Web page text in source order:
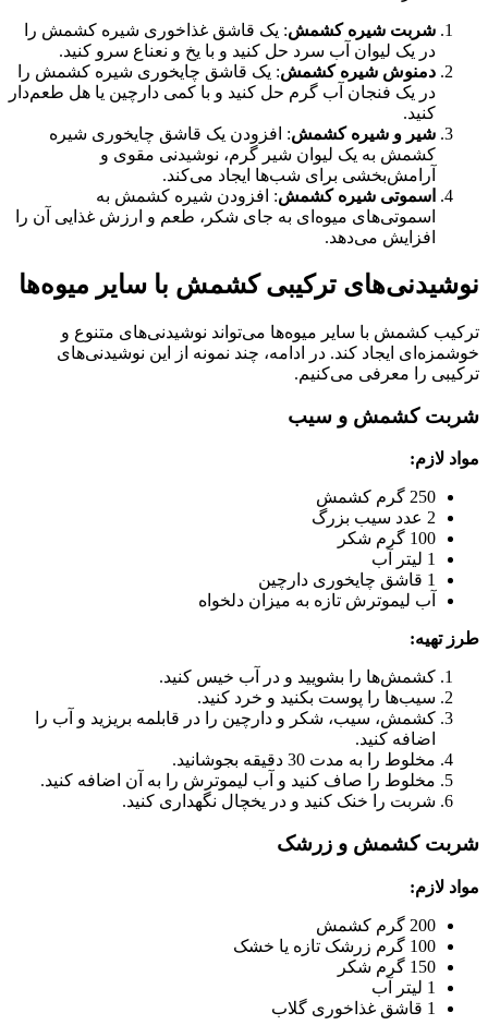
شربت شیره کشمش: یک قاشق غذاخوری شیره کشمش را
در یک لیوان آب سرد حل کنید و با یخ و نعناع سرو کنید.
دمنوش شیره کشمش: یک قاشق چایخوری شیره کشمش را
در یک فنجان آب گرم حل کنید و با کمی دارچین یا هل طعم‌دار
کنید.
شیر و شیره کشمش: افزودن یک قاشق چایخوری شیره
کشمش به یک لیوان شیر گرم، نوشیدنی مقوی و
آرامش‌بخشی برای شب‌ها ایجاد می‌کند.
اسموتی شیره کشمش: افزودن شیره کشمش به
اسموتی‌های میوه‌ای به جای شکر، طعم و ارزش غذایی آن را
افزایش می‌دهد.
نوشیدنی‌های ترکیبی کشمش با سایر میوه‌ها
ترکیب کشمش با سایر میوه‌ها می‌تواند نوشیدنی‌های متنوع و
خوشمزه‌ای ایجاد کند. در ادامه، چند نمونه از این نوشیدنی‌های
ترکیبی را معرفی می‌کنیم.
شربت کشمش و سیب
مواد لازم:
250 گرم کشمش
2 عدد سیب بزرگ
100 گرم شکر
1 لیتر آب
1 قاشق چایخوری دارچین
آب لیموترش تازه به میزان دلخواه
طرز تهیه:
کشمش‌ها را بشویید و در آب خیس کنید.
سیب‌ها را پوست بکنید و خرد کنید.
کشمش، سیب، شکر و دارچین را در قابلمه بریزید و آب را
اضافه کنید.
مخلوط را به مدت 30 دقیقه بجوشانید.
مخلوط را صاف کنید و آب لیموترش را به آن اضافه کنید.
شربت را خنک کنید و در یخچال نگهداری کنید.
شربت کشمش و زرشک
مواد لازم:
200 گرم کشمش
100 گرم زرشک تازه یا خشک
150 گرم شکر
1 لیتر آب
1 قاشق غذاخوری گلاب